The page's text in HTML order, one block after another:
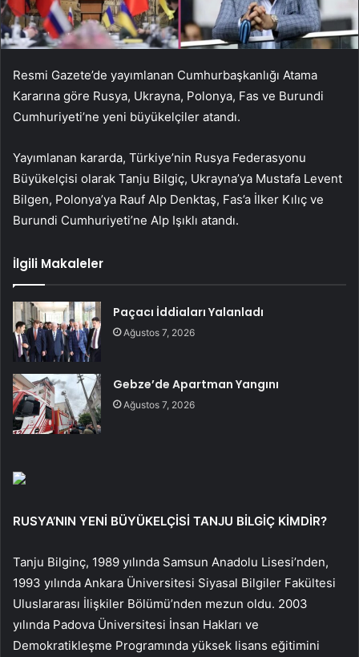
Resmi Gazete’de yayımlanan Cumhurbaşkanlığı Atama
Kararına göre Rusya, Ukrayna, Polonya, Fas ve Burundi
Cumhuriyeti’ne yeni büyükelçiler atandı.
Yayımlanan kararda, Türkiye’nin Rusya Federasyonu
Büyükelçisi olarak Tanju Bilgiç, Ukrayna’ya Mustafa Levent
Bilgen, Polonya’ya Rauf Alp Denktaş, Fas’a İlker Kılıç ve
Burundi Cumhuriyeti’ne Alp Işıklı atandı.
İlgili Makaleler
Paçacı İddiaları Yalanladı
Ağustos 7, 2026
Gebze’de Apartman Yangını
Ağustos 7, 2026
RUSYA’NIN YENİ BÜYÜKELÇİSİ TANJU BİLGİÇ KİMDİR?
Tanju Bilginç, 1989 yılında Samsun Anadolu Lisesi’nden,
1993 yılında Ankara Üniversitesi Siyasal Bilgiler Fakültesi
Uluslararası İlişkiler Bölümü’nden mezun oldu. 2003
yılında Padova Üniversitesi İnsan Hakları ve
Demokratikleşme Programında yüksek lisans eğitimini